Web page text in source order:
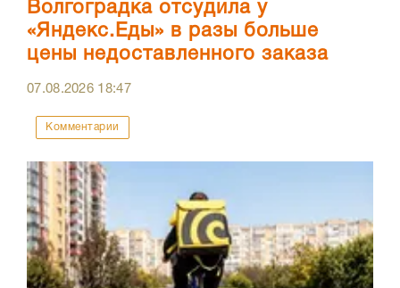
Волгоградка отсудила у
«Яндекс.Еды» в разы больше
цены недоставленного заказа
07.08.2026 18:47
Комментарии